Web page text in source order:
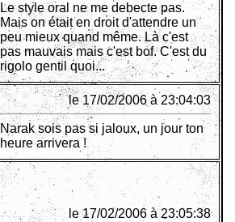
Le style oral ne me debecte pas.
Mais on était en droit d'attendre un
peu mieux quand même. Là c'est
pas mauvais mais c'est bof. C'est du
rigolo gentil quoi...
le 17/02/2006 à 23:04:03
Narak sois pas si jaloux, un jour ton
heure arrivera !
le 17/02/2006 à 23:05:38